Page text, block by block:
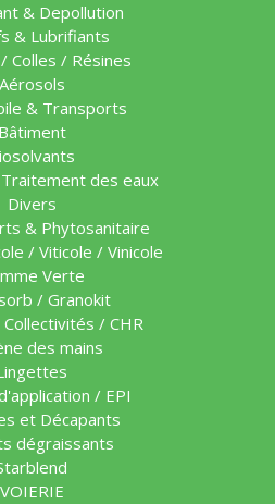
& Depollution
& Lubrifiants
Colles / Résines
Aérosols
& Transports
Bâtiment
des eaux
Divers
& Phytosanitaire
/ Viticole / Vinicole
Verte
/ Granokit
Collectivités / CHR
des mains
/ EPI
et Décapants
dégraissants
VOIERIE